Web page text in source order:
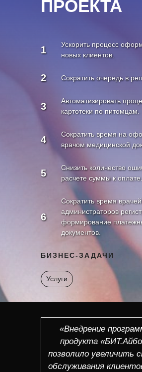
ПРОЕКТА
1
Ускорить процесс
новых клиентов.
2 Сократить очередь в
3
Автоматизировать
картотеки по питомцам.
4
Сократить время на
врачом медицинской
5
Снизить количество
расчете суммы к оплате.
6
Сократить время
администраторов
формирование
документов.
БИЗНЕС-ЗАДАЧИ
Услуги
«Внедрение
продукта
позволило увеличить
обслуживания